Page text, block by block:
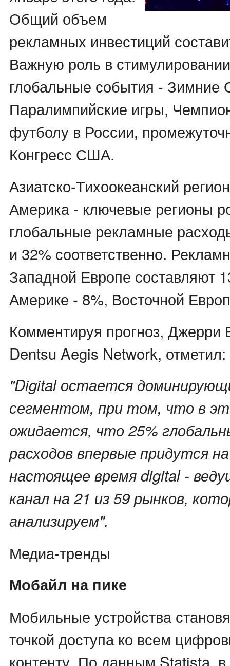
Общий объем
рекламных инвестиций
Важную роль в
глобальные события - Зимние
Паралимпийские игры,
футболу в России,
Конгресс США.
Азиатско-Тихоокеанский
Америка - ключевые регионы
глобальные рекламные
и 32% соответственно.
Западной Европе составляют
Америке - 8%, Восточной
Комментируя прогноз, Джерри
Dentsu Aegis Network, отметил:
"Digital остается
сегментом, при том, что в
ожидается, что 25%
расходов впервые придутся
настоящее время digital -
канал на 21 из 59 рынков,
анализируем".
Медиа-тренды
Мобайл на пике
Мобильные устройства
точкой доступа ко всем
контенту. По данным Statista, в